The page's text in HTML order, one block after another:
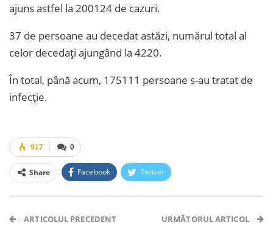
ajuns astfel la 200124 de cazuri.
37 de persoane au decedat astăzi, numărul total al
celor decedați ajungând la 4220.
În total, până acum, 175111 persoane s-au tratat de
infecție.
0
917
Share Facebook Twitter
Telegram WhatsApp Viber
ARTICOLUL PRECEDENT URMĂTORUL ARTICOL